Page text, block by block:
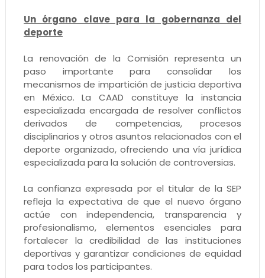
Un órgano clave para la gobernanza del
deporte
La renovación de la Comisión representa un
paso importante para consolidar los
mecanismos de impartición de justicia deportiva
en México. La CAAD constituye la instancia
especializada encargada de resolver conflictos
derivados de competencias, procesos
disciplinarios y otros asuntos relacionados con el
deporte organizado, ofreciendo una vía jurídica
especializada para la solución de controversias.
La confianza expresada por el titular de la SEP
refleja la expectativa de que el nuevo órgano
actúe con independencia, transparencia y
profesionalismo, elementos esenciales para
fortalecer la credibilidad de las instituciones
deportivas y garantizar condiciones de equidad
para todos los participantes.